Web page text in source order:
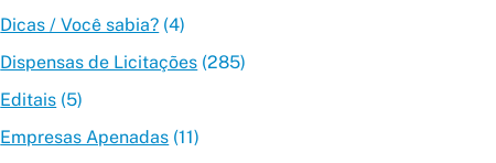
Dicas / Você sabia? (4)
Dispensas de Licitações (285)
Editais (5)
Empresas Apenadas (11)